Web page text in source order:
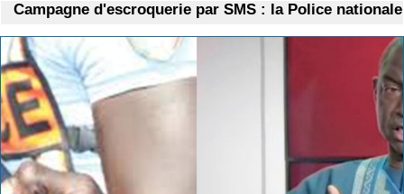
d'escroquerie par SMS : la Police nationale